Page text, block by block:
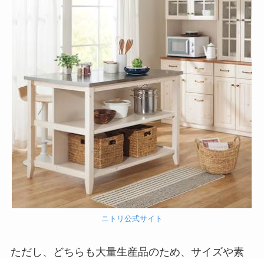
ニトリ公式サイト
ただし、どちらも大量生産品のため、サイズや素